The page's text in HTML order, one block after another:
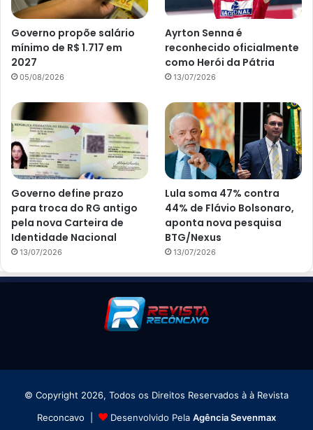
Governo propõe salário
mínimo de R$ 1.717 em
2027
05/08/2026
Ayrton Senna é
reconhecido oficialmente
como Herói da Pátria
13/07/2026
Governo define prazo
para troca do RG antigo
pela nova Carteira de
Identidade Nacional
13/07/2026
Lula soma 47% contra
44% de Flávio Bolsonaro,
aponta nova pesquisa
BTG/Nexus
13/07/2026
© Copyright 2026, Todos os Direitos Reservados à à Revista
Reconcavo |
Desenvolvido Pela Agência Sevenmax